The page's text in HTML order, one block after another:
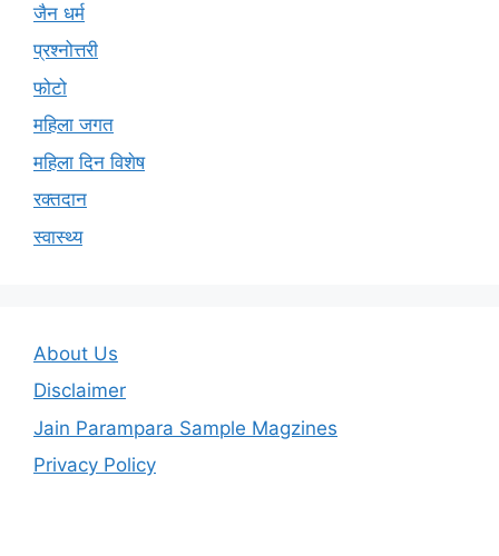
जैन धर्म
प्रश्नोत्तरी
फोटो
महिला जगत
महिला दिन विशेष
रक्तदान
स्वास्थ्य
About Us
Disclaimer
Jain Parampara Sample Magzines
Privacy Policy